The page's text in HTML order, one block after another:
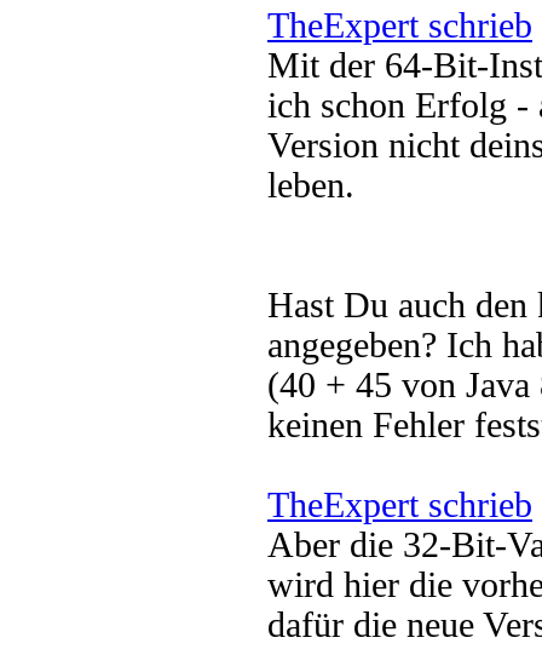
TheExpert schrieb
Mit der 64-Bit-
ich schon Erfolg -
Version nicht
leben.
Hast Du auch
angegeben? Ich
(40 + 45 von
keinen Fehler
TheExpert schrieb
Aber die 32-Bit-
wird hier die
dafür die neue